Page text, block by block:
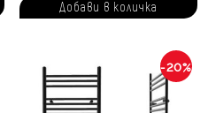
-20%